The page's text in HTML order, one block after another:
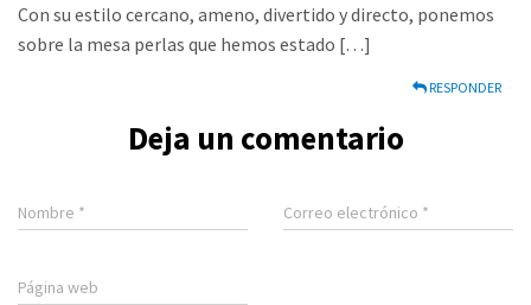
Con su estilo cercano, ameno, divertido y directo, ponemos
sobre la mesa perlas que hemos estado […]
RESPONDER
Deja un comentario
Nombre * Correo electrónico *
Página web